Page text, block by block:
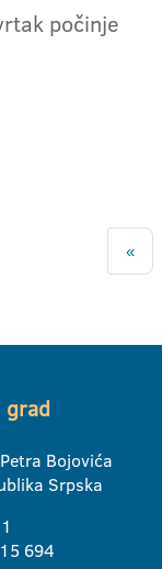
počinje
«
grad
Bojovića
Srpska
694